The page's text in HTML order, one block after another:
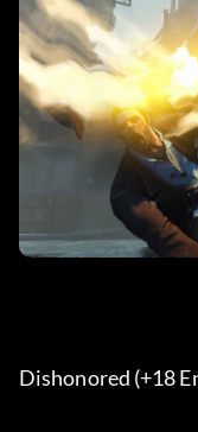
Dishonored (+18